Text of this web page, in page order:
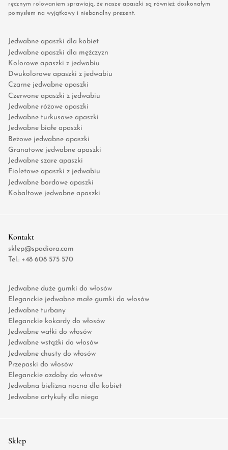
ręcznym rolowaniem sprawiają, że nasze apaszki są również doskonałym
pomysłem na wyjątkowy i niebanalny prezent.
Jedwabne apaszki dla kobiet
Jedwabne apaszki dla mężczyzn
Kolorowe apaszki z jedwabiu
Dwukolorowe apaszki z jedwabiu
Czarne jedwabne apaszki
Czerwone apaszki z jedwabiu
Jedwabne różowe apaszki
Jedwabne turkusowe apaszki
Jedwabne białe apaszki
Beżowe jedwabne apaszki
Granatowe jedwabne apaszki
Jedwabne szare apaszki
Fioletowe apaszki z jedwabiu
Jedwabne bordowe apaszki
Kobaltowe jedwabne apaszki
Kontakt
sklep@spadiora.com
Tel.: +48 608 575 570
Jedwabne duże gumki do włosów
Eleganckie jedwabne małe gumki do włosów
Jedwabne turbany
Eleganckie kokardy do włosów
Jedwabne wałki do włosów
Jedwabne wstążki do włosów
Jedwabne chusty do włosów
Przepaski do włosów
Eleganckie ozdoby do włosów
Jedwabna bielizna nocna dla kobiet
Jedwabne artykuły dla niego
Sklep